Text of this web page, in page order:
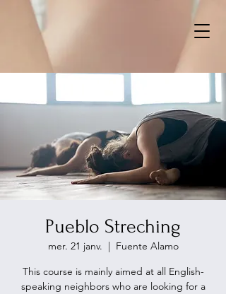
Pueblo Streching
mer. 21 janv.
  |
Fuente Alamo
This course is mainly aimed at all English-
speaking neighbors who are looking for a